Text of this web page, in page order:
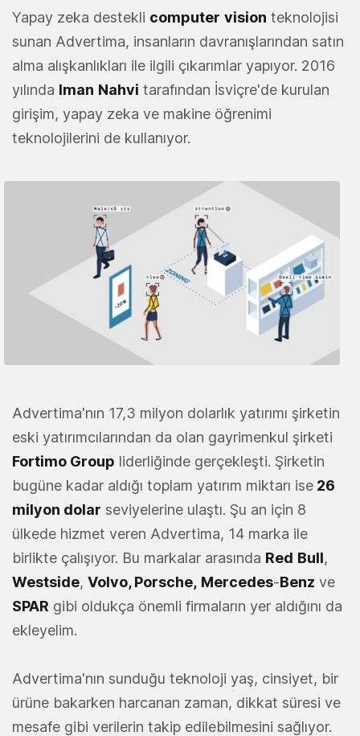
Yapay zeka destekli computer vision teknolojisi
sunan Advertima, insanların davranışlarından satın
alma alışkanlıkları ile ilgili çıkarımlar yapıyor. 2016
yılında Iman Nahvi tarafından İsviçre'de kurulan
girişim, yapay zeka ve makine öğrenimi
teknolojilerini de kullanıyor.
Advertima'nın 17,3 milyon dolarlık yatırımı şirketin
eski yatırımcılarından da olan gayrimenkul şirketi
Fortimo Group liderliğinde gerçekleşti. Şirketin
bugüne kadar aldığı toplam yatırım miktarı ise 26
milyon dolar seviyelerine ulaştı. Şu an için 8
ülkede hizmet veren Advertima, 14 marka ile
birlikte çalışıyor. Bu markalar arasında Red Bull,
Westside, Volvo, Porsche, Mercedes-Benz ve
SPAR gibi oldukça önemli firmaların yer aldığını da
ekleyelim.
Advertima'nın sunduğu teknoloji yaş, cinsiyet, bir
ürüne bakarken harcanan zaman, dikkat süresi ve
mesafe gibi verilerin takip edilebilmesini sağlıyor.